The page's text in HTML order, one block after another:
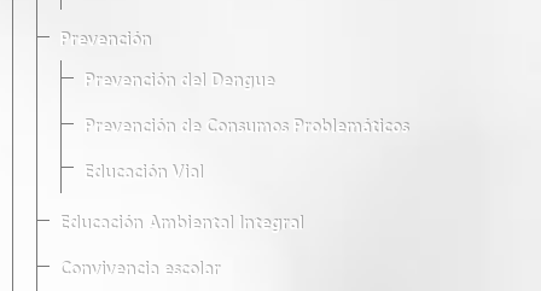
Prevención
Prevención del Dengue
Prevención de Consumos Problemáticos
Educación Vial
Educación Ambiental Integral
Convivencia escolar